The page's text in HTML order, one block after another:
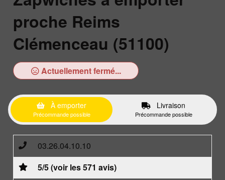
proche Reims
Clémenceau (51100)
Actuellement fermé...
À emporter
Précommande possible
Livraison
Précommande possible
03.26.04.10.10
5/5 (voir les 571 avis)